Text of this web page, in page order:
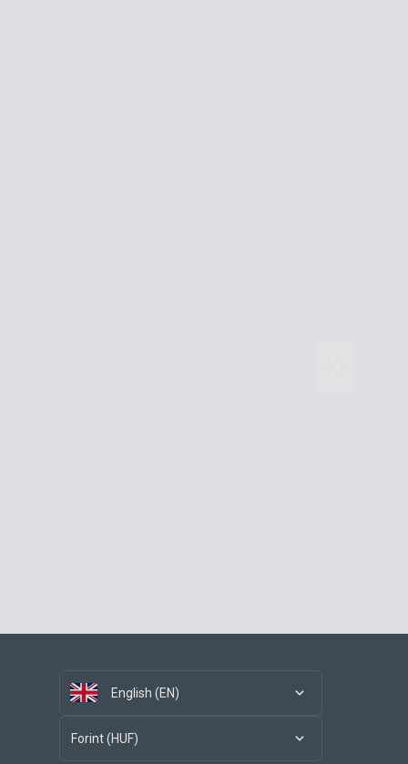
English (EN)
Forint (HUF)